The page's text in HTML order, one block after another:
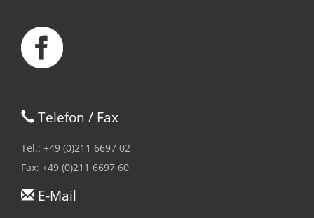
Telefon / Fax
Tel.: +49 (0)211 6697 02
Fax: +49 (0)211 6697 60
E-Mail